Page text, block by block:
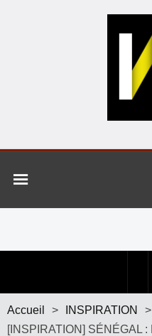
Accueil > INSPIRATION
>
[INSPIRATION] SÉNÉGAL